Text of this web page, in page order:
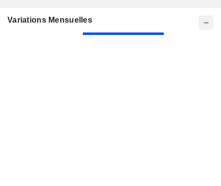
Variations Mensuelles